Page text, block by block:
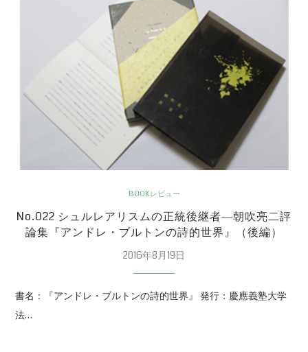
BOOKレビュー
No.022 シュルレアリスムの正統後継者―朝吹亮二評
論集『アンドレ・ブルトンの詩的世界』（後編）
2016年8月19日
書名：『アンドレ・ブルトンの詩的世界』 発行：慶應義塾大学
法…